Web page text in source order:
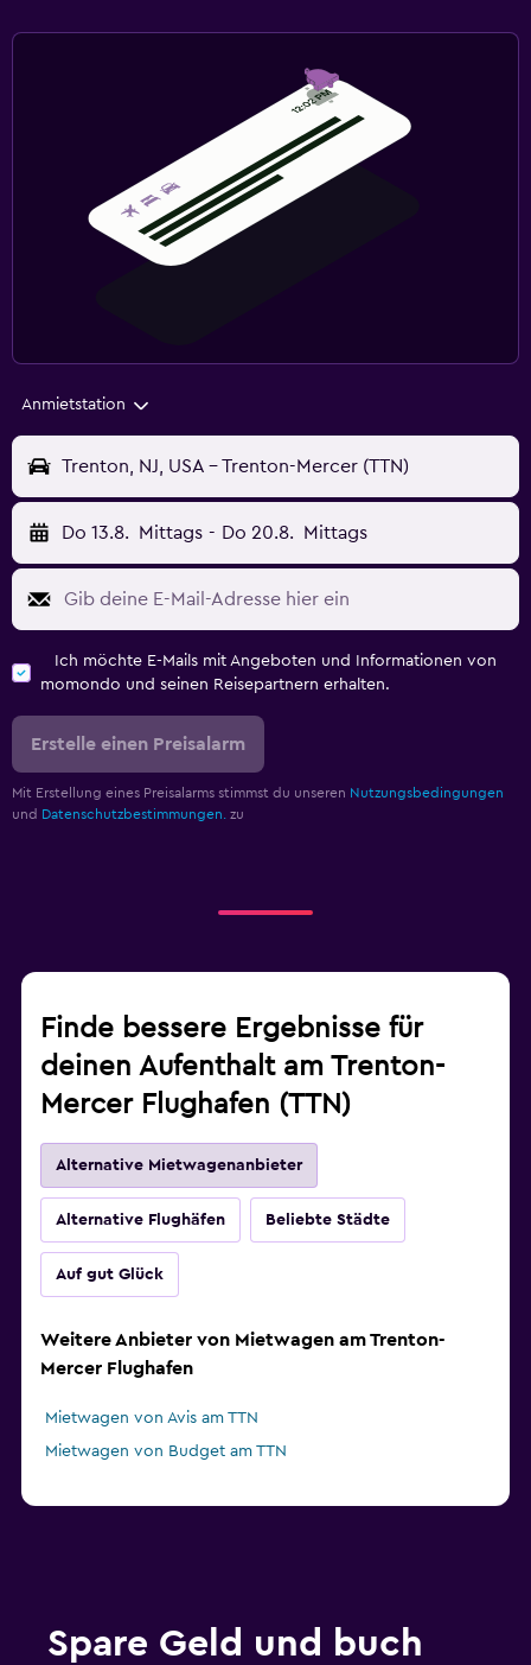
Anmietstation
Trenton, NJ, USA - Trenton-Mercer (TTN)
Do 13.8. Mittags - Do 20.8. Mittags
Ich möchte E-Mails mit Angeboten und Informationen von
momondo und seinen Reisepartnern erhalten.
Erstelle einen Preisalarm
Mit Erstellung eines Preisalarms stimmst du unseren Nutzungsbedingungen
und Datenschutzbestimmungen. zu
Finde bessere Ergebnisse für
deinen Aufenthalt am Trenton-
Mercer Flughafen (TTN)
Alternative Mietwagenanbieter
Alternative Flughäfen Beliebte Städte
Auf gut Glück
Weitere Anbieter von Mietwagen am Trenton-
Mercer Flughafen
Mietwagen von Avis am TTN
Mietwagen von Budget am TTN
Spare Geld und buch